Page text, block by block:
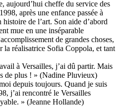
aujourd’hui cheffe du service des
après une enfance passée à
histoire de l’art. Son aide d’abord
mue en une inséparable
de grandes choses,
la réalisatrice Sofia Coppola, et tant
à Versailles, j’ai dû partir. Mais
de plus ! » (Nadine Pluvieux)
depuis toujours. Quand je suis
j’ai rencontré le Versailles
» (Jeanne Hollande)